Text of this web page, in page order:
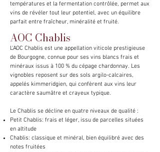
températures et la fermentation contrôlée, permet aux
vins de révéler tout leur potentiel, avec un équilibre
parfait entre fraîcheur, minéralité et fruité.
AOC Chablis
L'AOC Chablis est une appellation viticole prestigieuse
de Bourgogne, connue pour ses vins blancs frais et
minéraux issus à 100 % du cépage chardonnay. Les
vignobles reposent sur des sols argilo-calcaires,
appelés kimmeridgien, qui confèrent aux vins leur
caractère saumâtre et crayeux typique.
Le Chablis se décline en quatre niveaux de qualité :
Petit Chablis: frais et léger, issu de parcelles situées
en altitude
Chablis: classique et minéral, bien équilibré avec des
notes fruitées